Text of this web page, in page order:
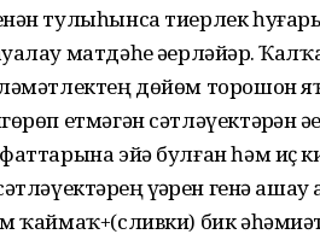
тулыһынса тиерлек
матдәһе әҙерләйҙәр.
дөйөм торошон
етмәгән сәтләүектәрҙән
эйә булған һәм иҫ
үҙҙәрен генә
ҡаймаҡ+(сливки) бик